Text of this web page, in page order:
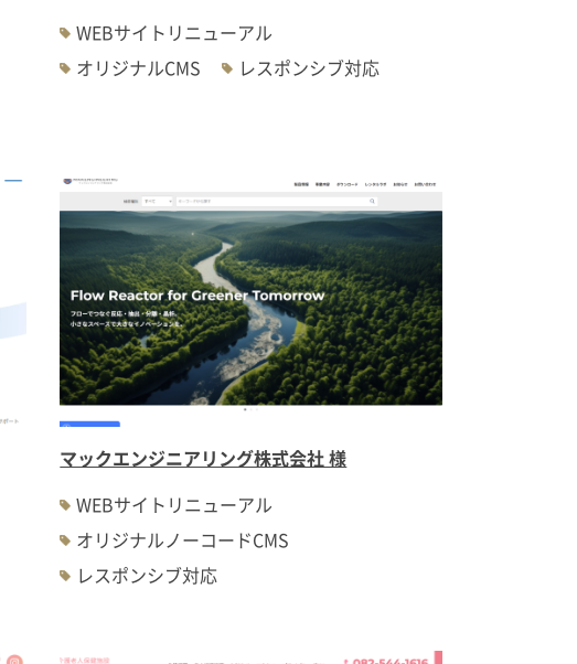
WEBサイトリニューアル
オリジナルCMS
レスポンシブ対応
マックエンジニアリング株式会社 様
WEBサイトリニューアル
オリジナルノーコードCMS
レスポンシブ対応